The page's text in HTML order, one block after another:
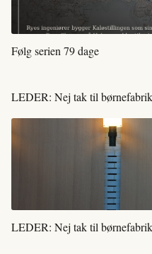
Følg serien 79 dage
LEDER: Nej tak til
LEDER: Nej tak til